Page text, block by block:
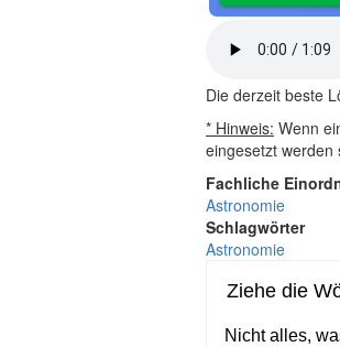
Die derzeit beste
* Hinweis: Wenn
eingesetzt werden
Fachliche
Astronomie
Schlagwörter
Astronomie